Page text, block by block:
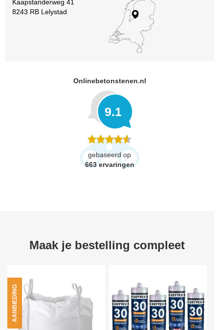
Kaapstanderweg 41
8243 RB Lelystad
Onlinebetonstenen.nl
9.1
gebaseerd op
663 ervaringen
Maak je bestelling compleet
AANBIEDING